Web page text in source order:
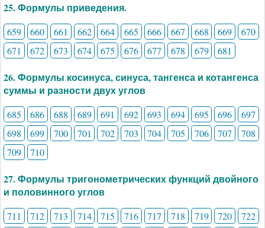
25. Формулы приведения.
659 660 661 662 664 665 666 667 668 669
670
671
672 673 674 675 676 677 678 679 681
26. Формулы косинуса, синуса, тангенса и котангенса
суммы и разности двух углов
685 686 688 689 691 692 693 694 695 696
697
698
699 700 701 702 703 704 705 706 707
708
709
710
27. Формулы тригонометрических функций двойного
и половинного углов
711 712 713 714 715 716 717 718 719 720
722